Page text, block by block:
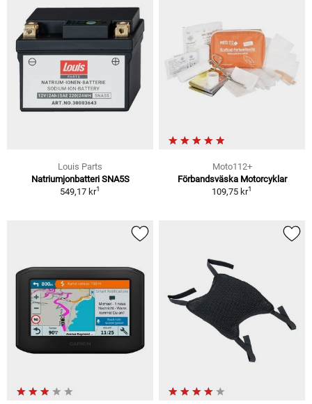
Louis Parts
Natriumjonbatteri SNA5S
549,17 kr1
Moto112+
Förbandsväska Motorcyklar
109,75 kr1